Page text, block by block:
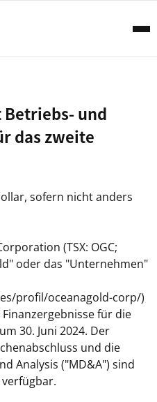
Betriebs- und
das zweite
sofern nicht anders
(TSX: OGC;
oder das "Unternehmen"
profil/oceanagold-corp/)
für die
30. Juni 2024. Der
und die
Analysis ("MD&A") sind